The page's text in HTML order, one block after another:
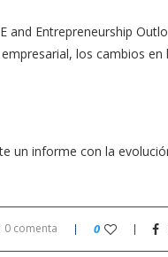
and Entrepreneurship
los cambios
un informe con la
0 comenta 0